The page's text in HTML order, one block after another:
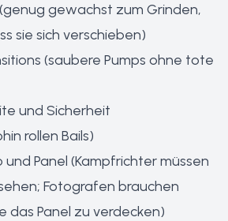
gewachst zum Grinden,
sie sich verschieben)
(saubere Pumps ohne tote
und Sicherheit
rollen Bails)
und Panel (Kampfrichter müssen
Fotografen brauchen
das Panel zu verdecken)